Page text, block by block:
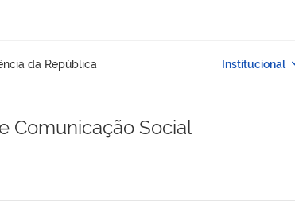
navegação
Comunicação Social